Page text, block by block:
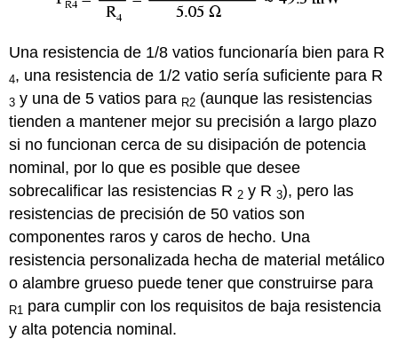
Una resistencia de 1/8 vatios funcionaría bien para R
4, una resistencia de 1/2 vatio sería suficiente para R
3 y una de 5 vatios para R2 (aunque las resistencias
tienden a mantener mejor su precisión a largo plazo
si no funcionan cerca de su disipación de potencia
nominal, por lo que es posible que desee
sobrecalificar las resistencias R 2 y R3), pero las
resistencias de precisión de 50 vatios son
componentes raros y caros de hecho. Una
resistencia personalizada hecha de material metálico
o alambre grueso puede tener que construirse para
R1 para cumplir con los requisitos de baja resistencia
y alta potencia nominal.